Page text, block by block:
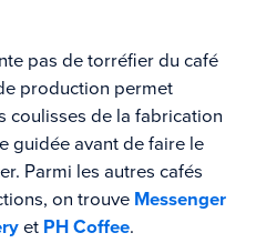
pas de torréfier du café
production permet
coulisses de la fabrication
guidée avant de faire le
Parmi les autres cafés
on trouve Messenger
et PH Coffee.